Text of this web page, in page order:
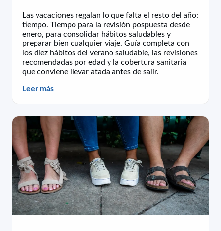
Las vacaciones regalan lo que falta el resto del año:
tiempo. Tiempo para la revisión pospuesta desde
enero, para consolidar hábitos saludables y
preparar bien cualquier viaje. Guía completa con
los diez hábitos del verano saludable, las revisiones
recomendadas por edad y la cobertura sanitaria
que conviene llevar atada antes de salir.
Leer más